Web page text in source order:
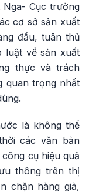
Cục trưởng
cơ sở sản xuất
đầu, tuân thủ
luật về sản xuất
thực và trách
quan trọng nhất
là không thể
các văn bản
cụ hiệu quả
thông trên thị
chặn hàng giả,